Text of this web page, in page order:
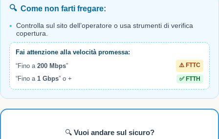
🔍 Come non farti fregare:
• Controlla sul sito dell’operatore o usa strumenti di verifica
copertura.
Fai attenzione alla velocità promessa:
“Fino a 200 Mbps” ⚠️ FTTC
“Fino a 1 Gbps” o + ✅ FTTH
🔍 Vuoi andare sul sicuro?